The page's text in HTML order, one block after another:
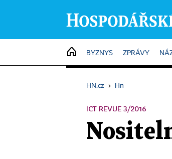
HOME
BYZNYS ZPRÁVY
HN.cz › Hn
ICT REVUE 3/2016